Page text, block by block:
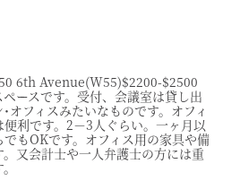
6th Avenue(W55)$2200-$2500
ースです。受付、会議室は貸し出
オフィスみたいなものです。オフィ
利です。2－3人ぐらい。一ヶ月以
でもOKです。オフィス用の家具や備
又会計士や一人弁護士の方には重